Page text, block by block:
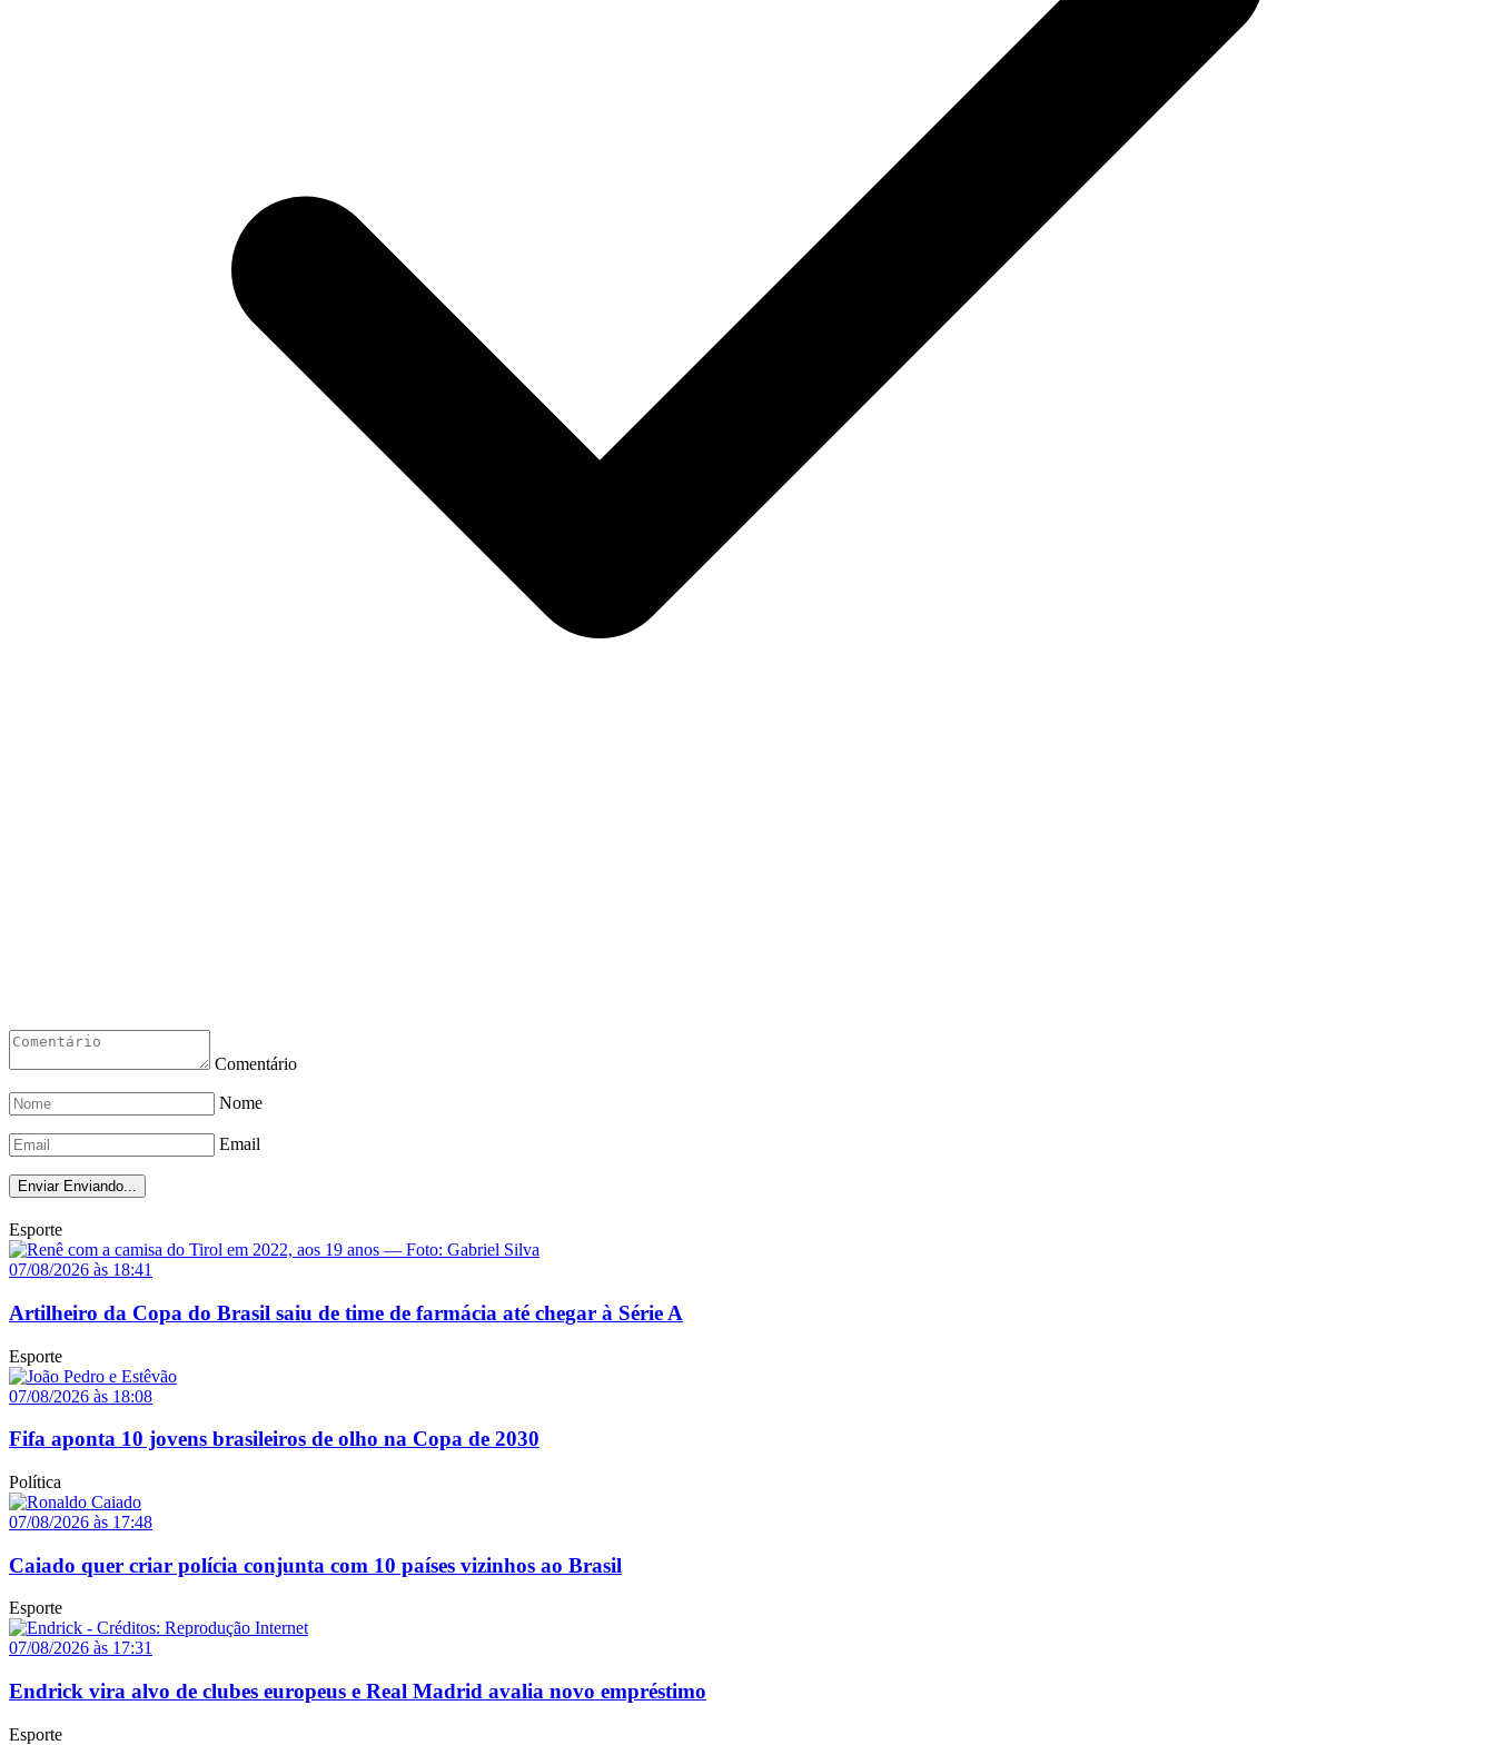
Comentário
Nome
Email
Enviar Enviando...
Esporte
07/08/2026 às 18:41
Artilheiro da Copa do Brasil saiu de time de farmácia até chegar à Série A
Esporte
07/08/2026 às 18:08
Fifa aponta 10 jovens brasileiros de olho na Copa de 2030
Política
07/08/2026 às 17:48
Caiado quer criar polícia conjunta com 10 países vizinhos ao Brasil
Esporte
07/08/2026 às 17:31
Endrick vira alvo de clubes europeus e Real Madrid avalia novo empréstimo
Esporte